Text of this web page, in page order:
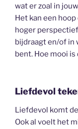
wat er zoal in
Het kan een
hoger
bijdraagt en/of in
bent. Hoe mooi is
Liefdevol
Liefdevol komt
Ook al voelt het